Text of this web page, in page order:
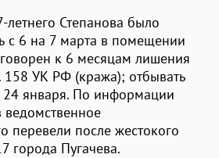
Степанова было
с 6 на 7 марта в помещении
к 6 месяцам лишения
158 УК РФ (кража); отбывать
24 января. По информации
перевели после жестокого
города Пугачева.